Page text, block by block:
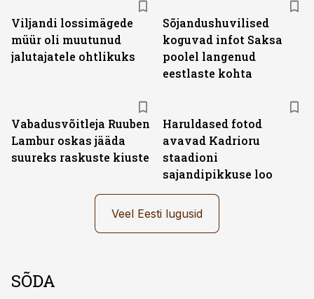
Viljandi lossimägede
müür oli muutunud
jalutajatele ohtlikuks
Sõjandushuvilised
koguvad infot Saksa
poolel langenud
eestlaste kohta
Vabadusvõitleja Ruuben
Lambur oskas jääda
suureks raskuste kiuste
Haruldased fotod
avavad Kadrioru
staadioni
sajandipikkuse loo
Veel Eesti lugusid
SÕDA